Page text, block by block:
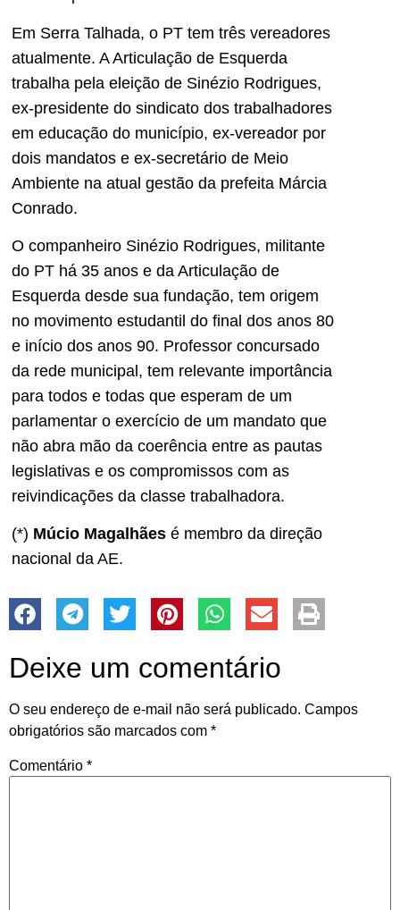
Em Serra Talhada, o PT tem três vereadores
atualmente. A Articulação de Esquerda
trabalha pela eleição de Sinézio Rodrigues,
ex-presidente do sindicato dos trabalhadores
em educação do município, ex-vereador por
dois mandatos e ex-secretário de Meio
Ambiente na atual gestão da prefeita Márcia
Conrado.
O companheiro Sinézio Rodrigues, militante
do PT há 35 anos e da Articulação de
Esquerda desde sua fundação, tem origem
no movimento estudantil do final dos anos 80
e início dos anos 90. Professor concursado
da rede municipal, tem relevante importância
para todos e todas que esperam de um
parlamentar o exercício de um mandato que
não abra mão da coerência entre as pautas
legislativas e os compromissos com as
reivindicações da classe trabalhadora.
(*) Múcio Magalhães é membro da direção
nacional da AE.
Deixe um comentário
O seu endereço de e-mail não será publicado. Campos
obrigatórios são marcados com *
Comentário *